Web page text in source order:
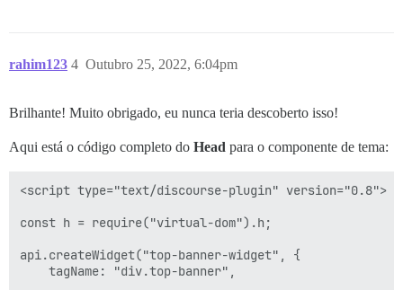
rahim123 Outubro 25, 2022, 6:04pm
4
Brilhante! Muito obrigado, eu nunca teria descoberto isso!
Aqui está o código completo do Head para o componente de tema:
<script type="text/discourse-plugin" version="0.8">
const h = require("virtual-dom").h;
api.createWidget("top-banner-widget", {
    tagName: "div.top-banner",